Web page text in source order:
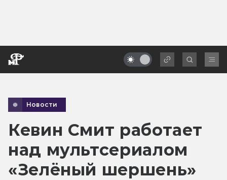
Новости
Кевин Смит работает
над мультсериалом
«Зелёный шершень»